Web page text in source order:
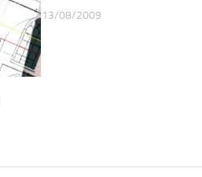
13/08/2009